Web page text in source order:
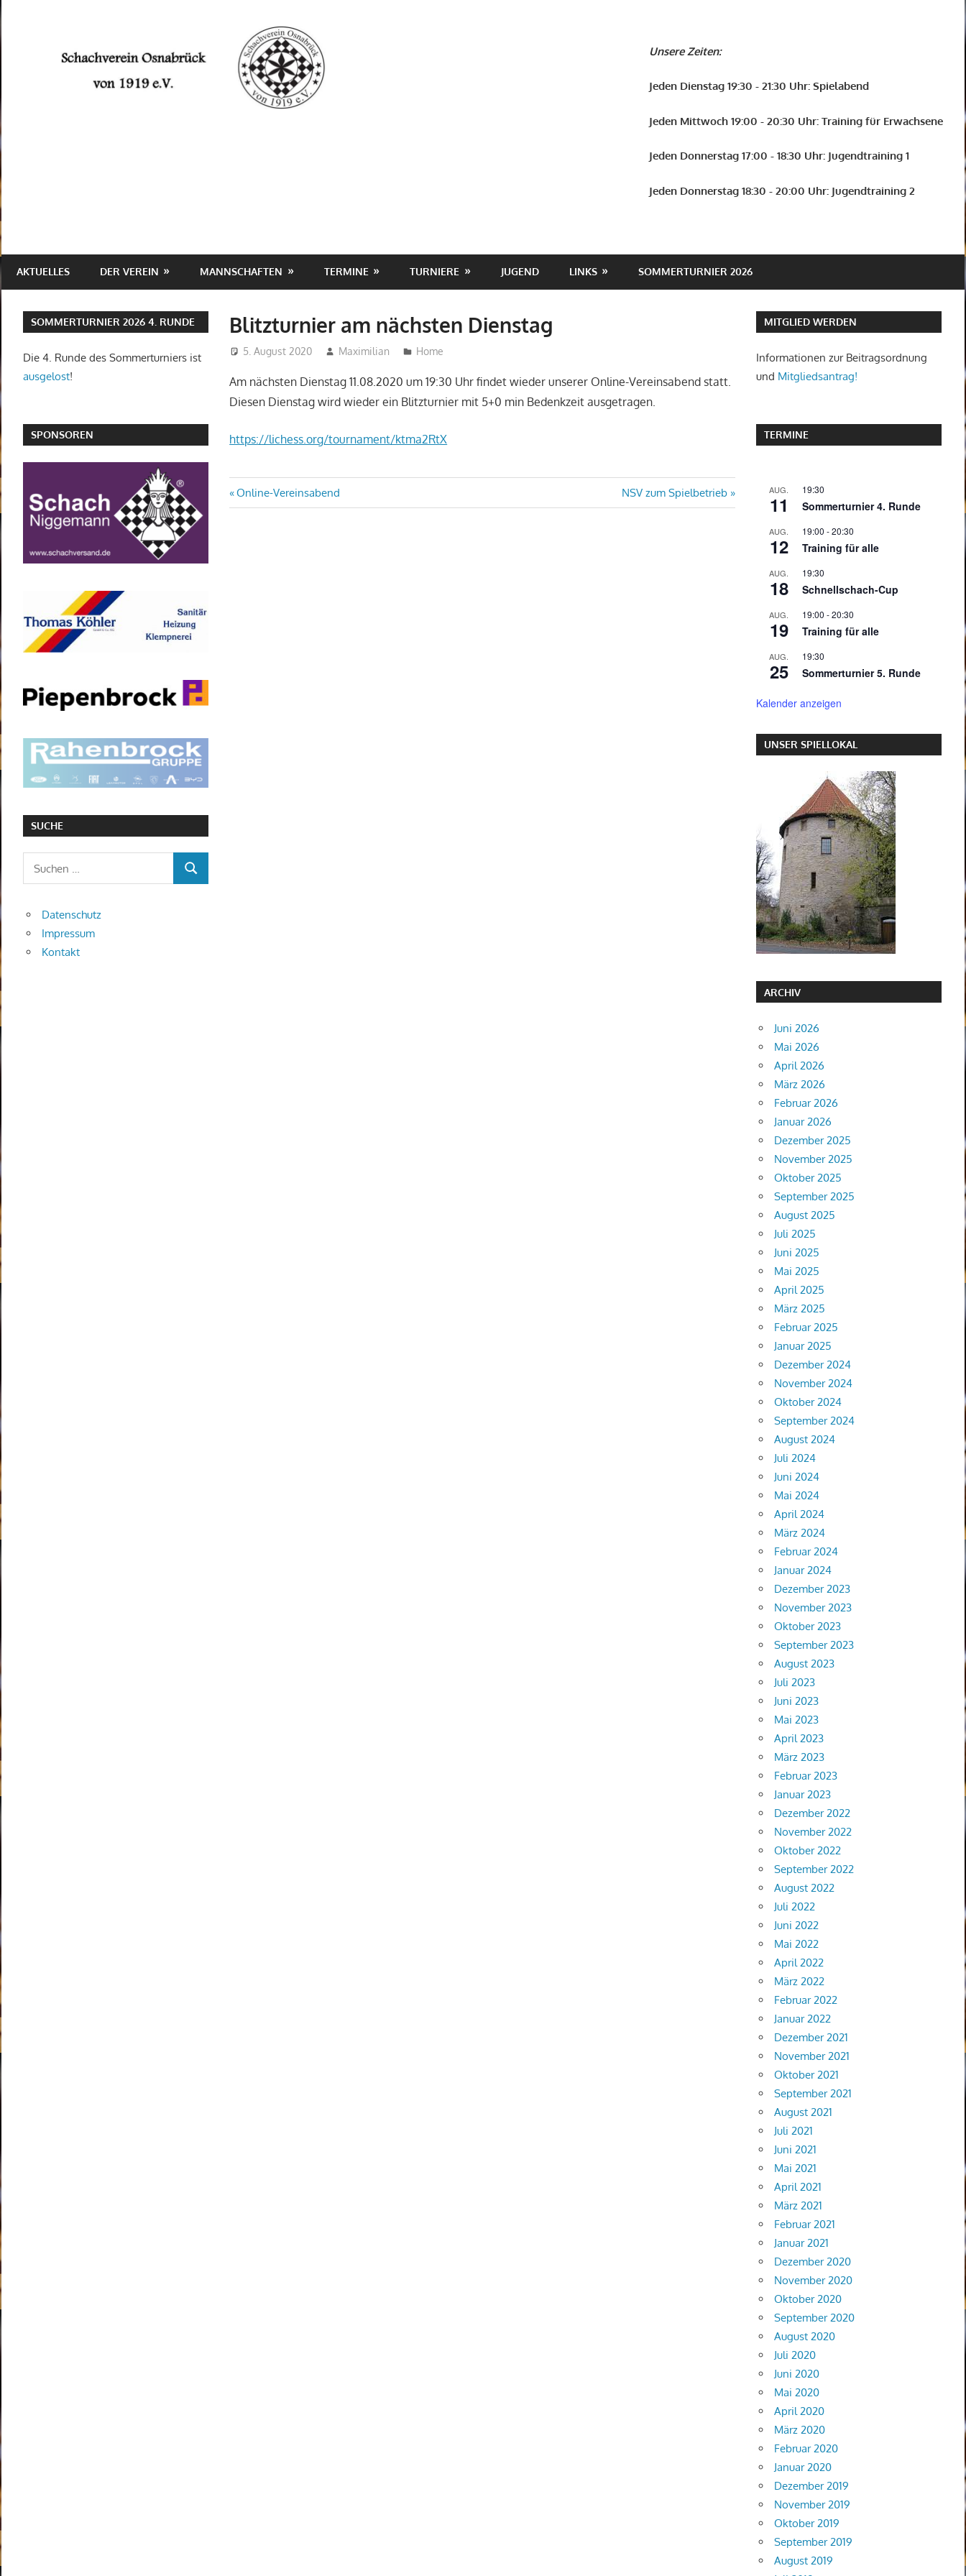
Zum
springen
Unsere Zeiten:
Jeden Dienstag 19:30 - 21:30 Uhr: Spielabend
Jeden Mittwoch 19:00 - 20:30 Uhr: Training für Erwachsene
Jeden Donnerstag 17:00 - 18:30 Uhr: Jugendtraining 1
Jeden Donnerstag 18:30 - 20:00 Uhr: Jugendtraining 2
AKTUELLES DER VEREIN MANNSCHAFTEN TERMINE TURNIERE JUGEND LINKS SOMMERTURNIER 2026
Blitzturnier am nächsten Dienstag
5. August 2020 Maximilian Home
Am nächsten Dienstag 11.08.2020 um 19:30 Uhr findet wieder unserer Online-Vereinsabend statt.
Diesen Dienstag wird wieder ein Blitzturnier mit 5+0 min Bedenkzeit ausgetragen.
https://lichess.org/tournament/ktma2RtX
Beitragsnavigation
Vorheriger
Beitrag:
Online-Vereinsabend
Nächster
Beitrag:
NSV zum Spielbetrieb
SOMMERTURNIER 2026 4. RUNDE
Die 4. Runde des Sommerturniers ist
ausgelost!
SPONSOREN
SUCHE
SUCHEN
Datenschutz
Impressum
Kontakt
MITGLIED WERDEN
Informationen zur Beitragsordnung
und Mitgliedsantrag!
TERMINE
AUG.
11
19:30
Sommerturnier 4. Runde
AUG.
12
19:00 -20:30
Training für alle
AUG.
18
19:30
Schnellschach-Cup
AUG.
19
19:00 -20:30
Training für alle
AUG.
25
19:30
Sommerturnier 5. Runde
Kalender anzeigen
UNSER SPIELLOKAL
ARCHIV
Juni 2026
Mai 2026
April 2026
März 2026
Februar 2026
Januar 2026
Dezember 2025
November 2025
Oktober 2025
September 2025
August 2025
Juli 2025
Juni 2025
Mai 2025
April 2025
März 2025
Februar 2025
Januar 2025
Dezember 2024
November 2024
Oktober 2024
September 2024
August 2024
Juli 2024
Juni 2024
Mai 2024
April 2024
März 2024
Februar 2024
Januar 2024
Dezember 2023
November 2023
Oktober 2023
September 2023
August 2023
Juli 2023
Juni 2023
Mai 2023
April 2023
März 2023
Februar 2023
Januar 2023
Dezember 2022
November 2022
Oktober 2022
September 2022
August 2022
Juli 2022
Juni 2022
Mai 2022
April 2022
März 2022
Februar 2022
Januar 2022
Dezember 2021
November 2021
Oktober 2021
September 2021
August 2021
Juli 2021
Juni 2021
Mai 2021
April 2021
März 2021
Februar 2021
Januar 2021
Dezember 2020
November 2020
Oktober 2020
September 2020
August 2020
Juli 2020
Juni 2020
Mai 2020
April 2020
März 2020
Februar 2020
Januar 2020
Dezember 2019
November 2019
Oktober 2019
September 2019
August 2019